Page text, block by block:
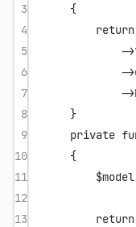
3
{
4
return
5
->
6
->
7
->
8
}
9
private
10
{
11
$model
12
13
return